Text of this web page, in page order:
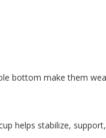
bottom make them
helps stabilize,